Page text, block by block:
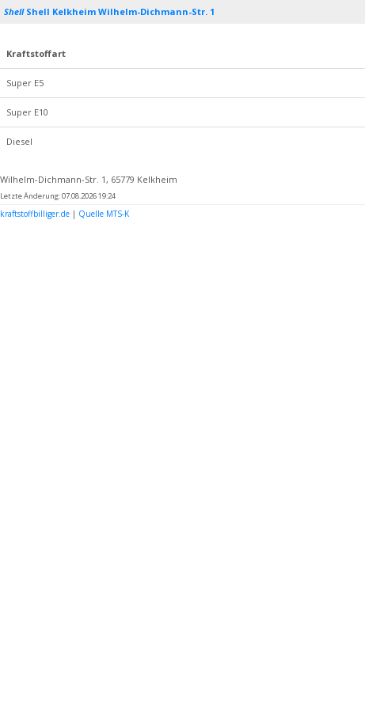
ShellShell Kelkheim Wilhelm-Dichmann-Str. 1
Kraftstoffart
Super E5
Super E10
Diesel
Wilhelm-Dichmann-Str. 1, 65779 Kelkheim
Letzte Änderung: 07.08.2026 19:24
kraftstoffbilliger.de | Quelle MTS-K